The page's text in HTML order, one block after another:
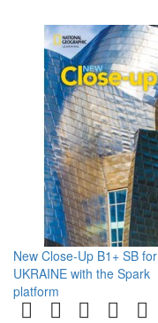
New Close-Up B1+ SB for
UKRAINE with the Spark
platform